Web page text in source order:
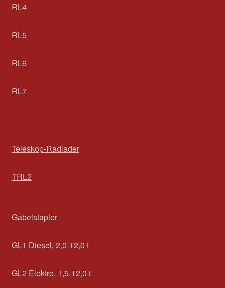
RL4
RL5
RL6
RL7
Teleskop-Radlader
TRL2
Gabelstapler
GL1 Diesel, 2,0-12,0 t
GL2 Elektro, 1,5-12,0 t